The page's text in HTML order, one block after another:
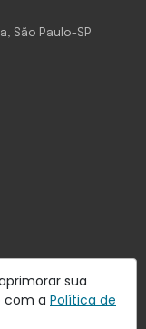
sua
com a Política de
São Paulo-SP